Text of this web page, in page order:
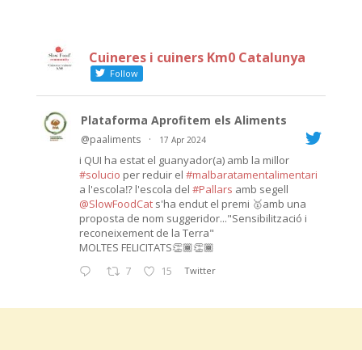
Cuineres i cuiners Km0 Catalunya
Follow
Plataforma Aprofitem els Aliments
@paaliments · 17 Apr 2024
i QUI ha estat el guanyador(a) amb la millor
#solucio per reduir el #malbaratamentalimentari
a l'escola⁉️ l'escola del #Pallars amb segell
@SlowFoodCats'ha endut el premi 🥇amb una
proposta de nom suggeridor..."Sensibilització i
reconeixement de la Terra"
MOLTES FELICITATS👏🏾👏🏾
7 15 Twitter